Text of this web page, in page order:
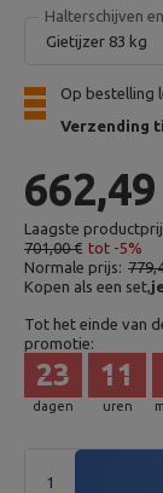
Halterschijven
Gietijzer 83 kg
Op bestelling
Verzending
Laagste
701,00 € tot -5%
Normale prijs:
Kopen als een set,
Tot het einde van
promotie:
dagen
23
uren
11